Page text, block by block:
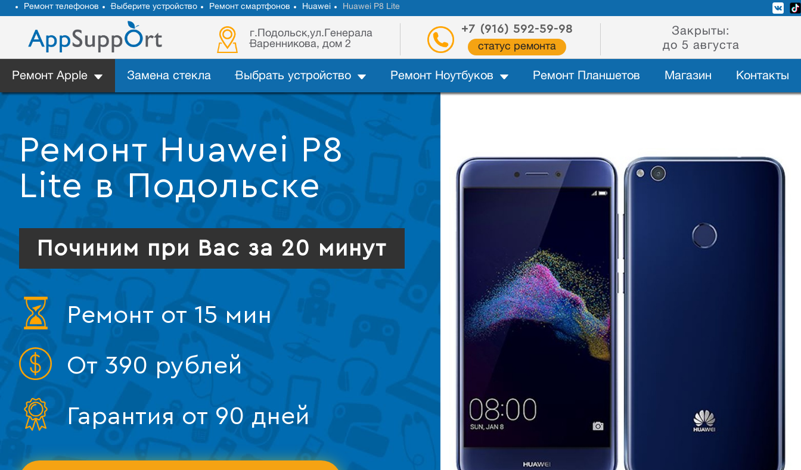
Ремонт телефонов Выберите устройство Ремонт смартфонов Huawei Huawei P8 Lite
г.Подольск,ул.Генерала
Варенникова, дом 2
+7 (916) 592-59-98
статус ремонта
Закрыты:
до 5 августа
Ремонт Apple Замена стекла Выбрать устройство Ремонт Ноутбуков Ремонт Планшетов Магазин Контакты
Ремонт Huawei P8
Lite в Подольске
Починим при Вас за 20 минут
Ремонт от 15 мин
От 390 рублей
Гарантия от 90 дней